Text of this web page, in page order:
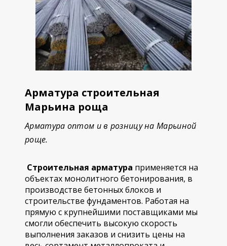
Арматура строительная
Марьина роща
Арматура оптом и в розницу на Марьиной
роще.
Строительная арматура применяется на
объектах монолитного бетонирования, в
производстве бетонных блоков и
строительстве фундаментов. Работая на
прямую с крупнейшими поставщиками мы
смогли обеспечить высокую скорость
выполнения заказов и снизить цены на